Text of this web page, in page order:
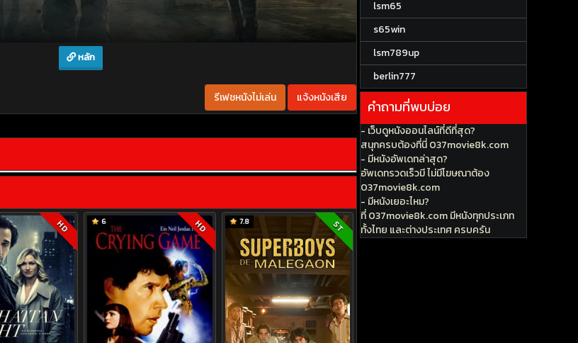
หลัก
รีเฟชหนังไม่เล่น แจ้งหนังเสีย
HD 6 HD 7.8 ST
lsm65
s65win
lsm789up
berlin777
คำถามที่พบบ่อย
- เว็บดูหนังออนไลน์ที่ดีที่สุด?
สนุกครบต้องที่นี่ 037movie8k.com
- มีหนังอัพเดทล่าสุด?
อัพเดทรวดเร็วมี ไม่มีโฆษณาต้อง
037movie8k.com
- มีหนังเยอะไหม?
ที่ 037movie8k.com มีหนังทุกประเภท
ทั้งไทย และต่างประเทศ ครบครัน